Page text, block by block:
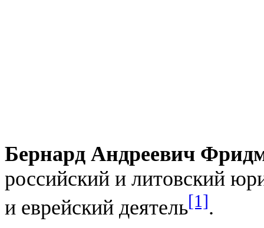
Бернард Андреевич
российский и литовский
и еврейский деятель[1].